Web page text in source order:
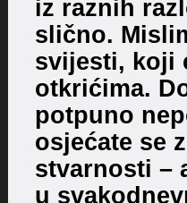
iz raznih
slično.
svijesti, koji
otkrićima.
potpuno
osjećate se
stvarnosti –
u